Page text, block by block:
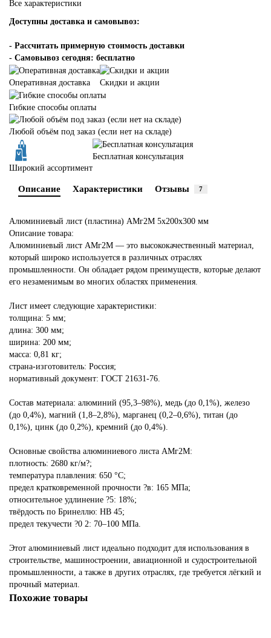
Все характеристики
Доступны доставка и самовывоз:
- Рассчитать примерную стоимость доставки
- Самовывоз сегодня: бесплатно
Оперативная доставка Скидки и акции
Гибкие способы оплаты
Любой объём под заказ (если нет на складе)
Широкий ассортимент
Бесплатная консультация
Описание Характеристики Отзывы 7
Алюминиевый лист (пластина) АМг2М 5х200х300 мм
Описание товара:
Алюминиевый лист АМг2М — это высококачественный материал,
который широко используется в различных отраслях
промышленности. Он обладает рядом преимуществ, которые делают
его незаменимым во многих областях применения.
Лист имеет следующие характеристики:
толщина: 5 мм;
длина: 300 мм;
ширина: 200 мм;
масса: 0,81 кг;
страна-изготовитель: Россия;
нормативный документ: ГОСТ 21631-76.
Состав материала: алюминий (95,3–98%), медь (до 0,1%), железо
(до 0,4%), магний (1,8–2,8%), марганец (0,2–0,6%), титан (до
0,1%), цинк (до 0,2%), кремний (до 0,4%).
Основные свойства алюминиевого листа АМг2М:
плотность: 2680 кг/м?;
температура плавления: 650 °C;
предел кратковременной прочности ?в: 165 МПа;
относительное удлинение ?5: 18%;
твёрдость по Бринеллю: HB 45;
предел текучести ?0 2: 70–100 МПа.
Этот алюминиевый лист идеально подходит для использования в
строительстве, машиностроении, авиационной и судостроительной
промышленности, а также в других отраслях, где требуется лёгкий и
прочный материал.
Похожие товары